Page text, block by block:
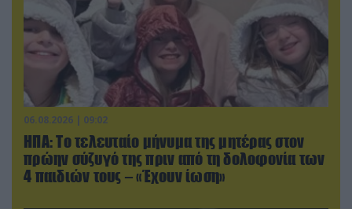
06.08.2026 | 09:02
ΗΠΑ: Το τελευταίο μήνυμα της μητέρας στον
πρώην σύζυγό της πριν από τη δολοφονία των
4 παιδιών τους – «Έχουν ίωση»